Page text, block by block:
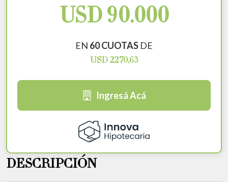
USD 90.000
EN 60 CUOTAS DE
USD 2270,63
Ingresá Acá
DESCRIPCIÓN